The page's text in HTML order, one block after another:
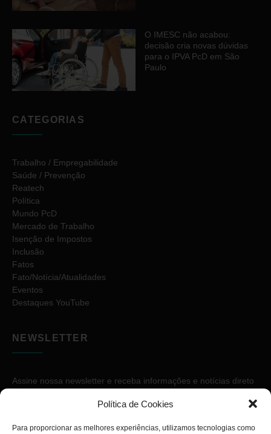
Política de Cookies
Para proporcionar as melhores experiências, utilizamos tecnologias como
O IMESC não acabou:
decisão cria novas dúvidas
para o IPVA PcD em São
Paulo
CATEGORIAS
Trabalho / Empregabilidade
Saúde / Prevenção
Reatech
Política
Mundo PcD
Mercado de Trabalho
Isenção de Impostos
Inclusão
Fatos
Fato/Notícia/Atualidades
Eventos
Destaques YouTube
NEWSLETTER
Assine nossa newsletter e receba informações e notícias direto